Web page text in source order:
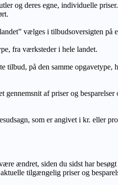
og deres egne, individuelle
vælges i tilbudsoversigten på
fra værksteder i hele landet.
på den samme
af priser og besparelser
som er angivet i kr. eller
ændret, siden du sidst har
tilgængelig priser og